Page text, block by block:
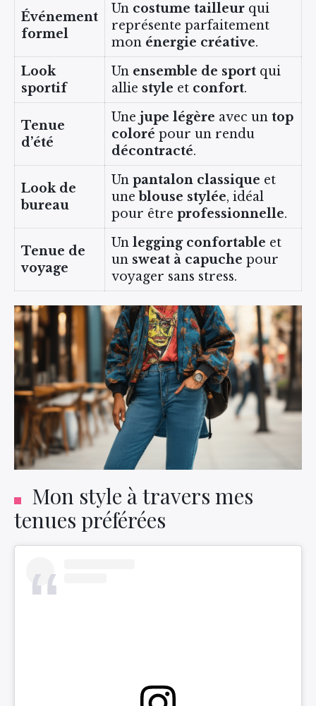
Événement
formel
Un costume tailleurqui
représente parfaitement
mon énergie créative.
Look
sportif
Un ensemble de sportqui
allie style et confort.
Tenue
d’été
Une jupe légère avec un top
coloré pour un rendu
décontracté.
Look de
bureau
Un pantalon classique et
une blouse stylée, idéal
pour être professionnelle.
Tenue de
voyage
Un legging confortable et
un sweat à capuche pour
voyager sans stress.
Mon style à travers mes
tenues préférées